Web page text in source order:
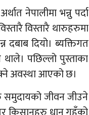
नेपालीमा भन्नु पर्दा
विस्तारै थारुहरुमा
दबाब दियो। ब्यक्तिगत
थाले। पछिल्लो पुस्ताका
अवस्था आएको छ।
समुदायको जीवन जीउने